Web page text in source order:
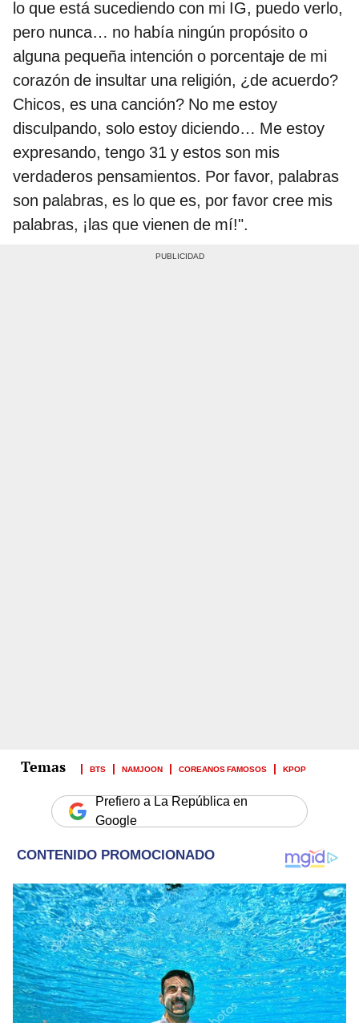
lo que está sucediendo con mi IG, puedo verlo,
pero nunca… no había ningún propósito o
alguna pequeña intención o porcentaje de mi
corazón de insultar una religión, ¿de acuerdo?
Chicos, es una canción? No me estoy
disculpando, solo estoy diciendo… Me estoy
expresando, tengo 31 y estos son mis
verdaderos pensamientos. Por favor, palabras
son palabras, es lo que es, por favor cree mis
palabras, ¡las que vienen de mí!".
BTS NAMJOON COREANOS FAMOSOS KPOP
Prefiero a La República en
Google